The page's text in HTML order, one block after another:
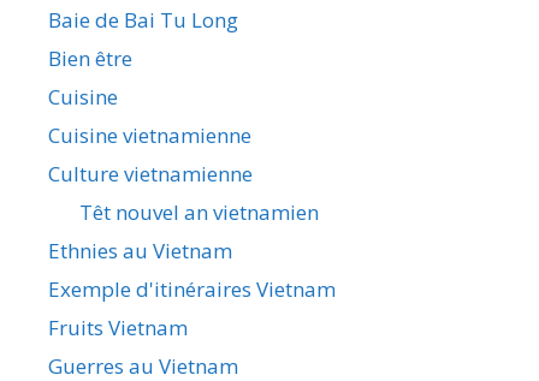
Baie de Bai Tu Long
Bien être
Cuisine
Cuisine vietnamienne
Culture vietnamienne
Têt nouvel an vietnamien
Ethnies au Vietnam
Exemple d'itinéraires Vietnam
Fruits Vietnam
Guerres au Vietnam